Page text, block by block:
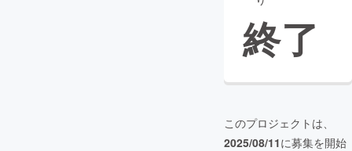
終了
このプロジェクトは、
2025/08/11に募集を開始